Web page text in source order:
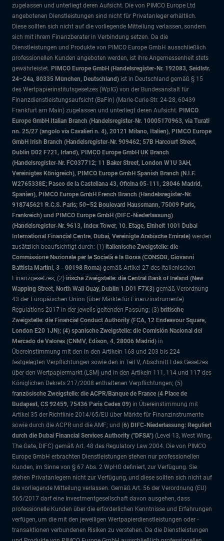
zugelassen und unterliegt deren Aufsicht. Die von PIMCO Europe Ltd
angebotenen Dienstleistungen sind nicht für Privatanleger erhältlich.
Diese sollten sich nicht auf die vorliegende Mitteilung verlassen, sondern
sich mit ihrem Finanzberater in Verbindung setzen. Da die
Dienstleistungen und Produkte von PIMCO Europe GmbH ausschließlich
professionellen Kunden angeboten werden, ist ihre Angemessenheit stets
gewährleistet. PIMCO Europe GmbH (Handelsregister-Nr. 192083, Seidlstr.
24–24a, 80335 München, Deutschland) ist in Deutschland gemäß § 15
des Wertpapierinstitutsgesetzes (WpIG) von der Bundesanstalt für
Finanzdienstleistungsaufsicht (BaFin) (Marie-Curie-Str. 24-28, 60439
Frankfurt am Main) zugelassen und unterliegt deren Aufsicht. PIMCO
Europe GmbH Italian Branch (Handelsregister-Nr. 10005170963, via Turati
nn. 25/27 (angolo via Cavalieri n. 4), 20121 Milano, Italien), PIMCO Europe
GmbH Irish Branch (Handelsregister-Nr. 909462; 57B Harcourt Street,
Dublin D02 F721, Irland), PIMCO Europe GmbH UK Branch
(Handelsregister-Nr. FC037712; 11 Baker Street, London W1U 3AH,
Vereinigtes Königreich), PIMCO Europe GmbH Spanish Branch (N.I.F.
W2765338E; Paseo de la Castellana 43, Oficina 05-111, 28046 Madrid,
Spanien), PIMCO Europe GmbH French Branch (Handelsregister-Nr.
918745621 R.C.S. Paris; 50–52 Boulevard Haussmann, 75009 Paris,
Frankreich) und PIMCO Europe GmbH (DIFC-Niederlassung)
(Handelsregister-Nr. 9613, Index Tower, 10. Etage, Einheit 1001 Dubai
International Financial Centre, Dubai, Vereinigte Arabische Emirate) werden
zusätzlich beaufsichtigt durch: (1) italienische Zweigstelle: die
Commissione Nazionale per le Società e la Borsa (CONSOB, Giovanni
Battista Martini, 3 - 00198 Roma) gemäß Artikel 27 des italienischen
Finanzgesetzes; (2) irische Zweigstelle: die Central Bank of Ireland (New
Wapping Street, North Wall Quay, Dublin 1 D01 F7X3) gemäß Verordnung
43 der Europäischen Union (über Märkte für Finanzinstrumente)
Regulations 2017 in der jeweils geltenden Fassung; (3) britische
Zweigstelle: die Financial Conduct Authority (FCA, 12 Endeavour Square,
London E20 1JN); (4) spanische Zweigstelle: die Comisión Nacional del
Mercado de Valores (CNMV, Edison, 4, 28006 Madrid) in
Übereinstimmung mit den in den Artikeln 168 und 203 bis 224
festgelegten Verpflichtungen sowie den in Teil V, Abschnitt I des Gesetzes
über den Wertpapiermarkt (LSM) und in den Artikeln 111, 114 und 117 des
Königlichen Dekrets 217/2008 enthaltenen Verpflichtungen; (5)
französische Zweigstelle: die ACPR/Banque de France (4 Place de
Budapest, CS 92459, 75436 Paris Cedex 09) in Übereinstimmung mit
Artikel 35 der Richtlinie 2014/65/EU über Märkte für Finanzinstrumente
sowie durch die ACPR und die AMF; und (6) DIFC-Niederlassung: Reguliert
durch die Dubai Financial Services Authority ("DFSA") (Level 13, West Wing,
The Gate, DIFC) gemäß Art. 48 des Regulatory Law 2004. Die von PIMCO
Europe GmbH erbrachten Dienstleistungen stehen nur professionellen
Kunden, im Sinne von § 67 Abs. 2 WpHG definiert, zur Verfügung. Sie
stehen Privatanlegern nicht zur Verfügung, und diese sollten sich nicht auf
die vorliegende Mitteilung verlassen. Gemäß Art. 56 der Verordnung (EU)
565/2017 darf eine Investmentgesellschaft davon ausgehen, dass
professionelle Kunden über die erforderlichen Kenntnisse und Erfahrungen
verfügen, um die mit den jeweiligen Wertpapierdienstleistungen oder -
transaktionen verbundenen Risiken zu verstehen. Da die Dienstleistungen